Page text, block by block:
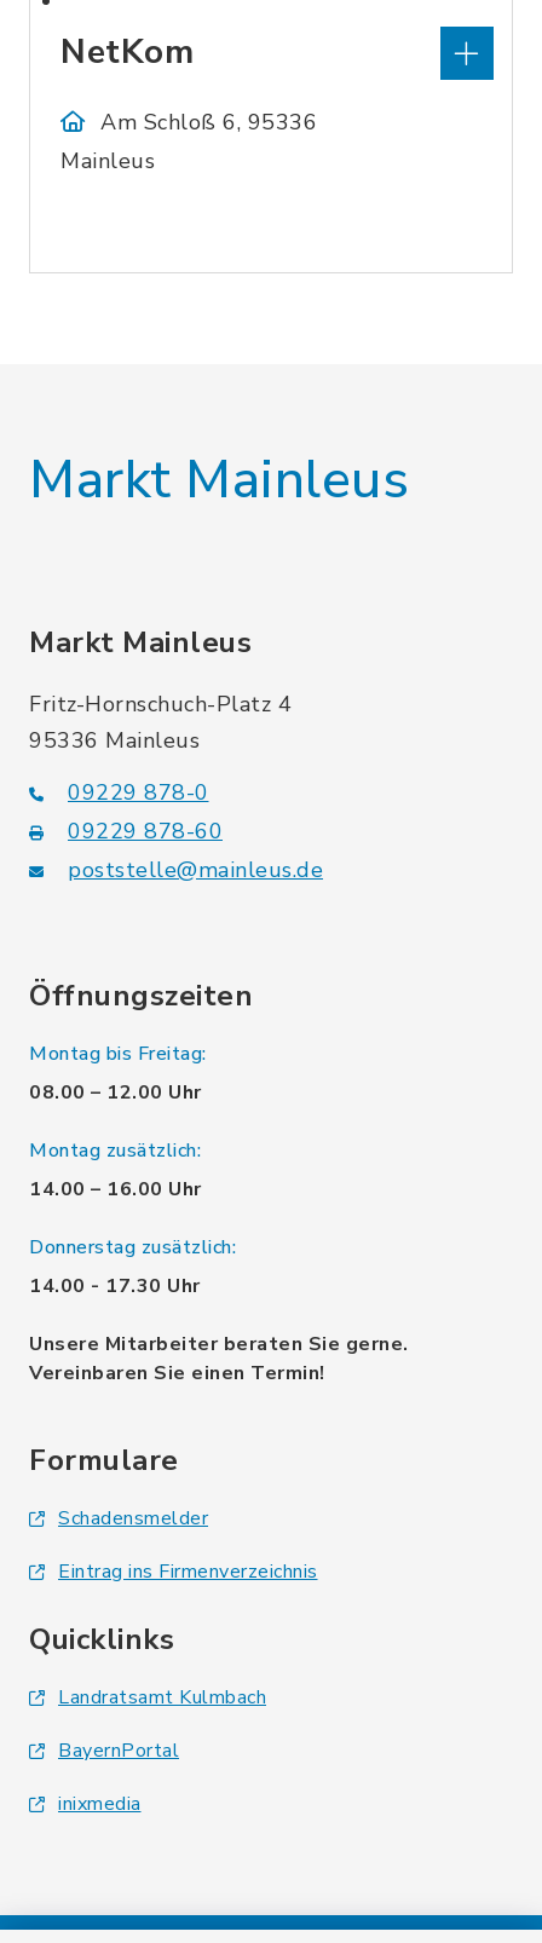
NetKom
Am Schloß 6, 95336
Mainleus
Markt Mainleus
Markt Mainleus
Fritz-Hornschuch-Platz 4
95336 Mainleus
09229 878-0
09229 878-60
poststelle@mainleus.de
Öffnungszeiten
Montag bis Freitag:
08.00 – 12.00 Uhr
Montag zusätzlich:
14.00 – 16.00 Uhr
Donnerstag zusätzlich:
14.00 - 17.30 Uhr
Unsere Mitarbeiter beraten Sie gerne.
Vereinbaren Sie einen Termin!
Formulare
Schadensmelder
Eintrag ins Firmenverzeichnis
Quicklinks
Landratsamt Kulmbach
BayernPortal
inixmedia